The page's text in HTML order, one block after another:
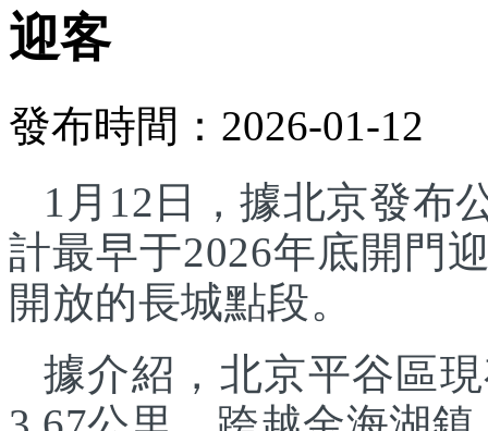
迎客
發布時間：2026-01-12
1月12日，據北京發布
計最早于2026年底開門
開放的長城點段。
據介紹，北京平谷區